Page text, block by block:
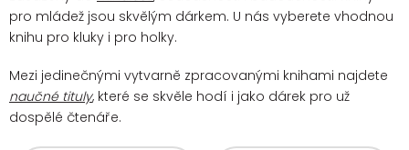
pro mládež jsou skvělým dárkem. U nás vyberete vhodnou
knihu pro kluky i pro holky.
Mezi jedinečnými vytvarně zpracovanými knihami najdete
naučné tituly, které se skvěle hodí i jako dárek pro už
dospělé čtenáře.